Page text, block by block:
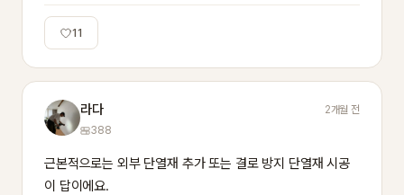
11
라다
2개월 전
388
근본적으로는 외부 단열재 추가 또는 결로 방지 단열재 시공
이 답이에요.